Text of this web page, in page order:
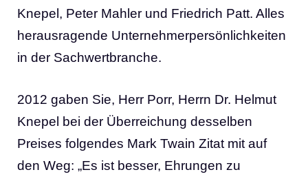
Knepel, Peter Mahler und Friedrich Patt. Alles
herausragende Unternehmerpersönlichkeiten
in der Sachwertbranche.
2012 gaben Sie, Herr Porr, Herrn Dr. Helmut
Knepel bei der Überreichung desselben
Preises folgendes Mark Twain Zitat mit auf
den Weg: „Es ist besser, Ehrungen zu